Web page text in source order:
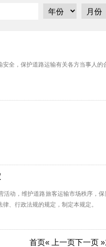
全，保护道路运输有关各方当事人
活动，维护道路旅客运输市场秩序，
、行政法规的规定，制定本规定。
首页« 上一页下一页 »